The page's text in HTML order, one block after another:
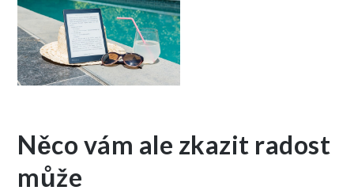
Něco vám ale zkazit radost
může